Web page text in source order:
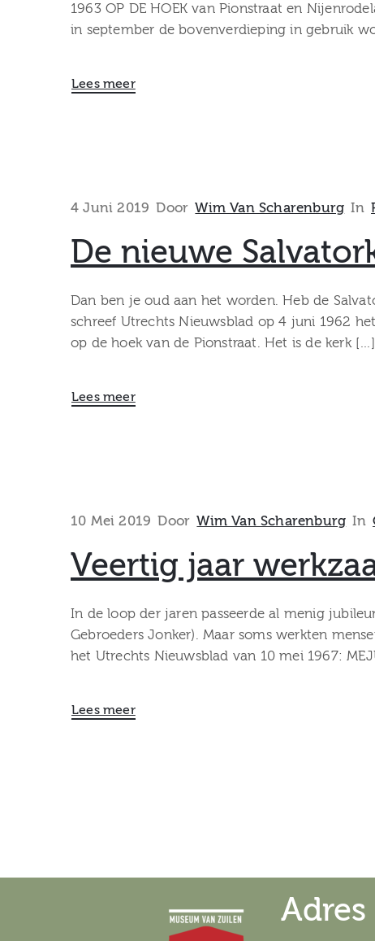
1963 OP DE HOEK van Pionstraat en
in september de bovenverdieping in gebruik
Lees meer
4 Juni 2019 Door Wim Van Scharenburg In
De nieuwe
Dan ben je oud aan het worden. Heb de
schreef Utrechts Nieuwsblad op 4 juni 1962
op de hoek van de Pionstraat. Het is de kerk […]
Lees meer
10 Mei 2019 Door Wim Van Scharenburg In
Veertig jaar
In de loop der jaren passeerde al menig
Gebroeders Jonker). Maar soms werkten
het Utrechts Nieuwsblad van 10 mei 1967:
Lees meer
Adres